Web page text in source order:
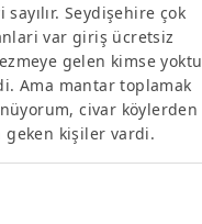
Seydişehire çok
var giriş ücretsiz
gelen kimse yoktu
Ama mantar toplamak
civar köylerden
geken kişiler vardi.